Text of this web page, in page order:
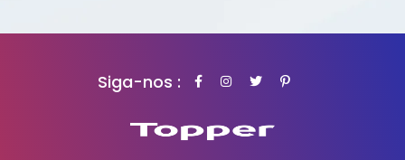
Siga-nos :